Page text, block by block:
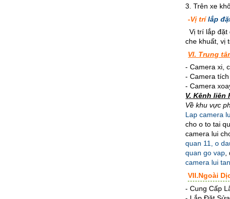
3. Trên xe
-Vị trílắp
Vị trí lắp đặt
che khuất, vị
VI. Trung
- Camera xi,
- Camera
- Camera
V. Kênh liên
Về khu vực
Lap camera
cho o to tai
camera lui
quan 11, o
quan go vap
camera lui
VII.Ngoài
- Cung Cấp